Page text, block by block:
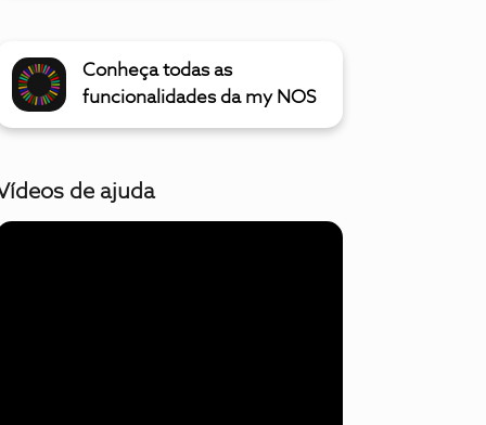
Conheça todas as
funcionalidades da my NOS
de ajuda